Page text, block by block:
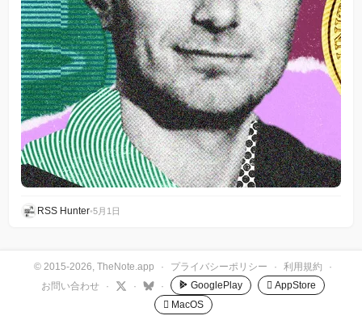
RSS Hunter•5月1日
© 2015-2026, TheNote.app · プライバシーポリシー · 利用規約
·
お問い合わせ
· · · GooglePlay
 AppStore
 MacOS